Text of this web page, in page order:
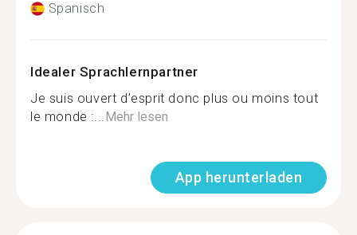
Spanisch
Idealer Sprachlernpartner
Je suis ouvert d’esprit donc plus ou moins tout
le monde :...Mehr lesen
App herunterladen